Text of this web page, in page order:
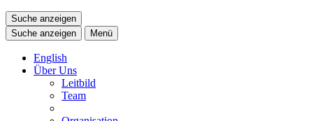
Suche anzeigen
Suche anzeigen
Menü
English
Über Uns
Leitbild
Team